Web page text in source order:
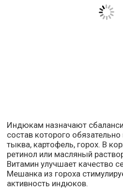
Индюкам назначают
состав которого
тыква, картофель, горох. В
ретинол или масляный
Витамин улучшает качество
Мешанка из гороха
активность индюков.